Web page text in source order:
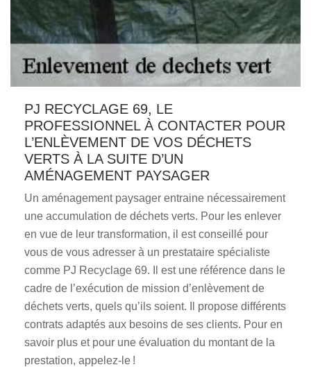
PJ RECYCLAGE 69, LE
PROFESSIONNEL À CONTACTER POUR
L’ENLÈVEMENT DE VOS DÉCHETS
VERTS À LA SUITE D’UN
AMÉNAGEMENT PAYSAGER
Un aménagement paysager entraine nécessairement
une accumulation de déchets verts. Pour les enlever
en vue de leur transformation, il est conseillé pour
vous de vous adresser à un prestataire spécialiste
comme PJ Recyclage 69. Il est une référence dans le
cadre de l’exécution de mission d’enlèvement de
déchets verts, quels qu’ils soient. Il propose différents
contrats adaptés aux besoins de ses clients. Pour en
savoir plus et pour une évaluation du montant de la
prestation, appelez-le !